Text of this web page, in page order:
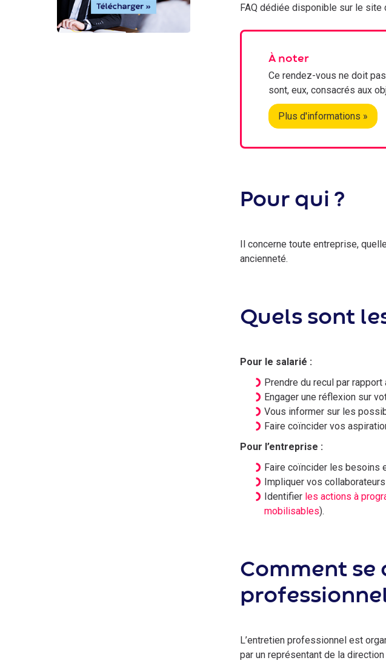
FAQ dédiée disponible sur le site
À noter
Ce rendez-vous ne doit
sont, eux, consacrés aux
Plus d'informations »
Pour qui ?
Il concerne toute entreprise,
ancienneté.
Quels sont
Pour le salarié :
Prendre du recul par rapport
Engager une réflexion sur
Vous informer sur les
Faire coïncider vos
Pour l’entreprise :
Faire coïncider les besoins
Impliquer vos
Identifier les actions à
mobilisables).
Comment se
L’entretien professionnel est
par un représentant de la